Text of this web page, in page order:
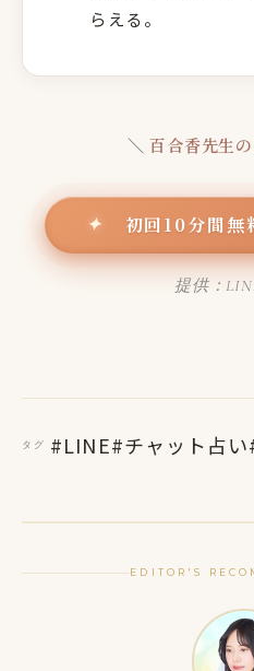
らえる。
＼百合香先生
✦ 初回10分間無
提供：
タグ #LINE#チャット占い
EDITOR'S